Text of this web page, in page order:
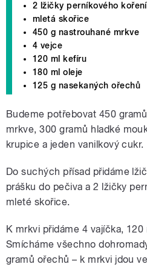
2 lžičky perníkového koření
mletá skořice
450 g nastrouhané mrkve
4 vejce
120 ml kefíru
180 ml oleje
125 g nasekaných ořechů
Budeme potřebovat 450
mrkve, 300 gramů hladké
krupice a jeden vanilkový cukr.
Do suchých přísad přidáme
prášku do pečiva a 2 lžičky
mleté skořice.
K mrkvi přidáme 4 vajíčka,
Smícháme všechno
gramů ořechů – k mrkvi jdou